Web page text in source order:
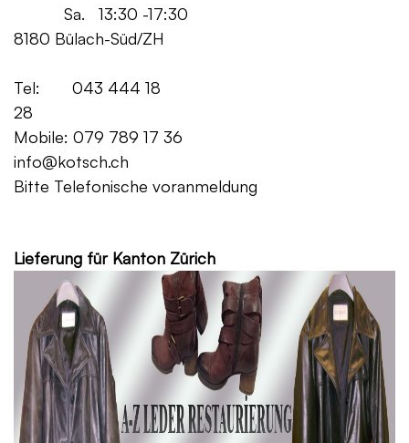
Sa. 13:30 -17:30
8180 Bülach-Süd/ZH
Tel: 043 444 18
28
Mobile: 079 789 17 36
info@kotsch.ch
Bitte Telefonische voranmeldung
Lieferung für Kanton Zürich